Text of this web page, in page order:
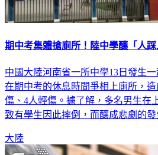
期中考集體搶廁所！陸中學釀「人
中國大陸河南省一所中學13日發生
在期中考的休息時間爭相上廁所，
傷、4人輕傷。據了解，多名男生在
致有學生因此摔倒，而釀成悲劇的發
大陸